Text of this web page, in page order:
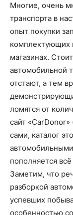
Многие, очень
транспорта в
опыт покупки
комплектующих
магазинах.
автомобильной
отстают, а тем
ломятся от
сайт «CarDonor»
сами, каталог
пополняется
Заметим, что
разборкой
успевших
особенностью